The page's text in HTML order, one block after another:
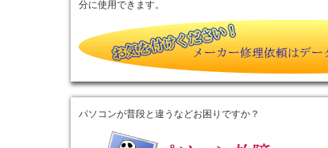
分に使用できます。
パソコンが普段と違うなどお困りですか？